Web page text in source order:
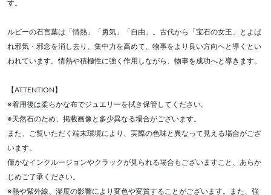
す。
ルビーの石言葉は「情熱」「勇気」「自由」。古代から「宝石の女王」とよば
れ邪気・邪念を消し去り、集中力を高めて、物事をより良い方向へと導くとい
われています。情熱や積極性に強く作用しながら、物事を成功へと導きます。
【ATTENTION】
※着用後は柔らかな布でジュエリーを拭き保管してください。
※天然石のため、掲載画像と多少異なる場合がございます。
また、ご覧いただく端末環境により、実際の色味と異なって見える場合がござ
います。
僅かなインクルージョンやクラックが見られる場合もございますこと、あらか
じめご了承ください。
※熱や紫外線、湿度の影響により変色や変質することがございます。また、強